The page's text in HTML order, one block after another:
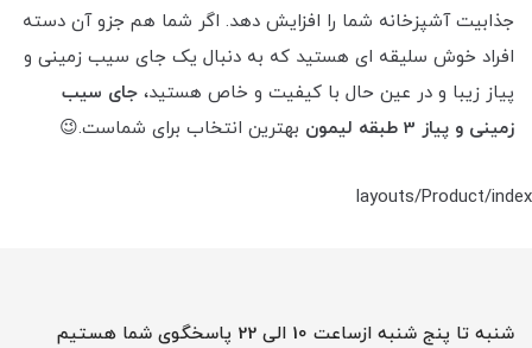
جذابیت آشپزخانه شما را افزایش دهد. اگر شما هم جزو آن دسته
افراد خوش سلیقه ای هستید که به دنبال یک جای سیب زمینی و
پیاز زیبا و در عین حال با کیفیت و خاص هستید، جای سیب
زمینی و پیاز 3 طبقه لیمون
بهترین انتخاب برای شماست.😉
layouts/Product/index
شنبه تا پنج شنبه ازساعت 10 الی 22 پاسخگوی شما هستیم